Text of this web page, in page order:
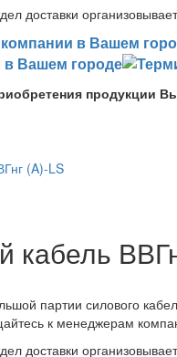
доставки
продукции
(A)-LS
кабель
партии силового
к менеджерам
доставки